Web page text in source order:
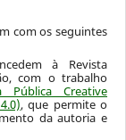
com os seguintes
à Revista
com o trabalho
Pública Creative
, que permite o
da autoria e